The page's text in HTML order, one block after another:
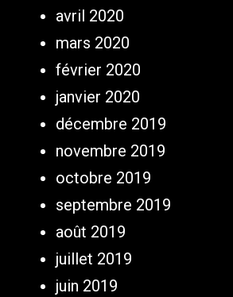
avril 2020
mars 2020
février 2020
janvier 2020
décembre 2019
novembre 2019
octobre 2019
septembre 2019
août 2019
juillet 2019
juin 2019